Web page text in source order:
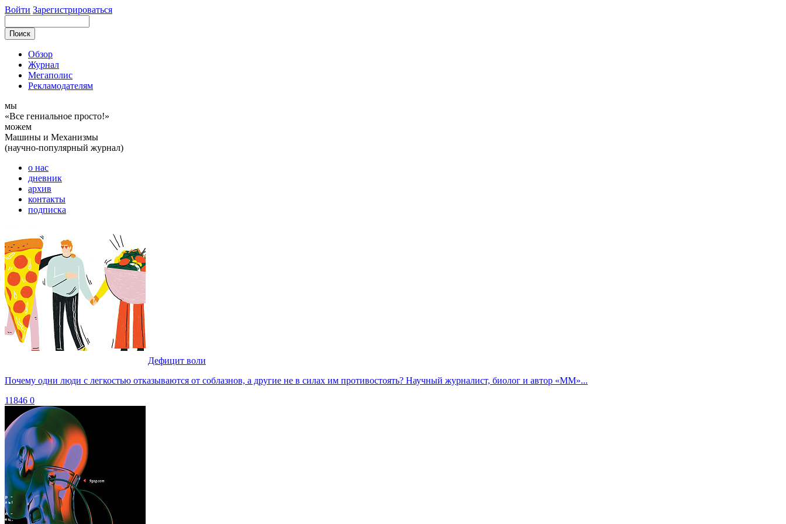
Войти Зарегистрироваться
Обзор
Журнал
Мегаполис
Рекламодателям
мы
«Все гениальное просто!»
можем
Машины и Механизмы
(научно-популярный журнал)
о нас
дневник
архив
контакты
подписка
Дефицит воли
Почему одни люди с легкостью отказываются от соблазнов, а другие не в силах им противостоять? Научный журналист, биолог и автор «ММ»...
11846 0